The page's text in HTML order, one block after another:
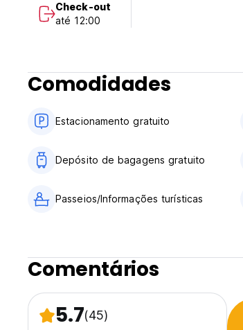
Check-out
até 12:00
Comodidades
Estacionamento gratuito
Depósito de bagagens gratuito
Passeios/Informações turísticas
Comentários
5.7(45)